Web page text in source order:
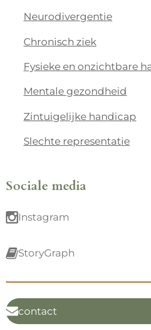
Neurodivergentie
Chronisch ziek
Fysieke en onzichtbare
Mentale gezondheid
Zintuigelijke handicap
Slechte representatie
Sociale media
Instagram
StoryGraph
contact